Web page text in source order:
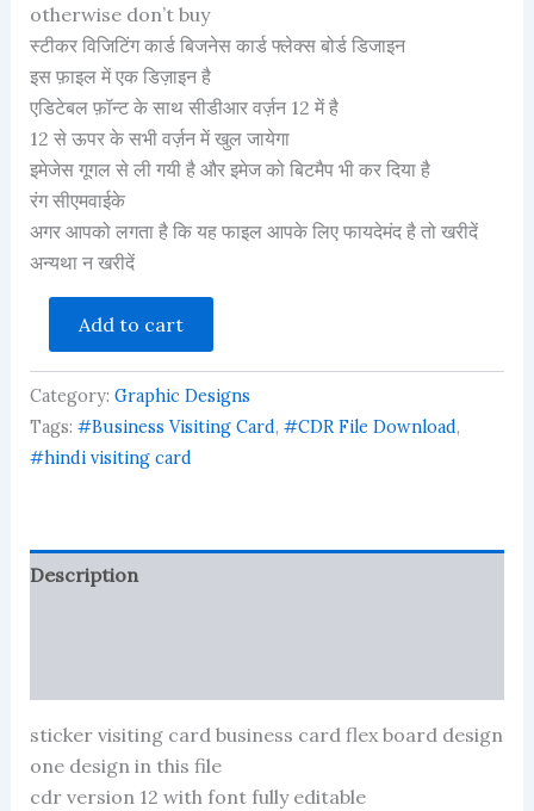
otherwise don’t buy
स्टीकर विजिटिंग कार्ड बिजनेस कार्ड फ्लेक्स बोर्ड डिजाइन
इस फ़ाइल में एक डिज़ाइन है
एडिटेबल फ़ॉन्ट के साथ सीडीआर वर्ज़न 12 में है
12 से ऊपर के सभी वर्ज़न में खुल जायेगा
इमेजेस गूगल से ली गयी है और इमेज को बिटमैप भी कर दिया है
रंग सीएमवाईके
अगर आपको लगता है कि यह फाइल आपके लिए फायदेमंद है तो खरीदें
अन्यथा न खरीदें
loha
steel
gate
visiting
card
banner
quantity
Add to cart
Category: Graphic Designs
Tags: #Business Visiting Card, #CDR File Download,
#hindi visiting card
Description
sticker visiting card business card flex board design
one design in this file
cdr version 12 with font fully editable